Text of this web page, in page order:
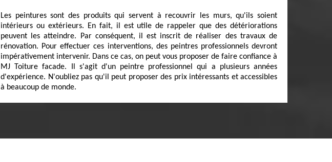
Les peintures sont des produits qui servent à recouvrir les murs, qu'ils soient
intérieurs ou extérieurs. En fait, il est utile de rappeler que des détériorations
peuvent les atteindre. Par conséquent, il est inscrit de réaliser des travaux de
rénovation. Pour effectuer ces interventions, des peintres professionnels devront
impérativement intervenir. Dans ce cas, on peut vous proposer de faire confiance à
MJ Toiture facade. Il s'agit d'un peintre professionnel qui a plusieurs années
d'expérience. N'oubliez pas qu'il peut proposer des prix intéressants et accessibles
à beaucoup de monde.